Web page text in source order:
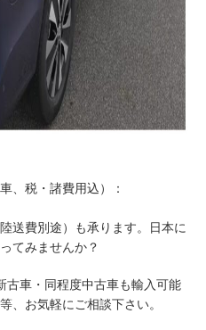
、税・諸費用込）：
送費別途）も承ります。日本に
てみませんか？
車・同程度中古車も輸入可能
、お気軽にご相談下さい。